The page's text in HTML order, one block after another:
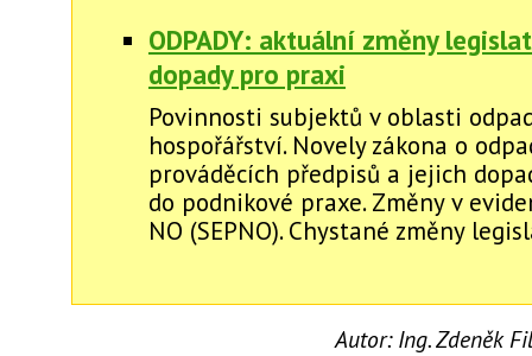
ODPADY: aktuální změny
dopady pro praxi
Povinnosti subjektů v oblasti
hospořářství. Novely zákona o
prováděcích předpisů a jejich
do podnikové praxe. Změny v
NO (SEPNO). Chystané změny
Autor: Ing. Zdeněk